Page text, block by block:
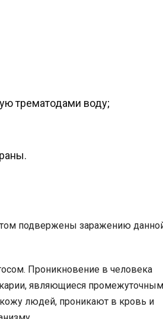
трематодами воду;
подвержены заражению
Проникновение в человека
являющиеся промежуточным
кожу людей, проникают в кровь и